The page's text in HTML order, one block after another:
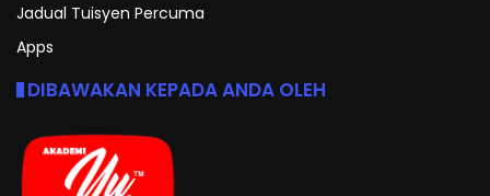
Jadual Tuisyen Percuma
Apps
DIBAWAKAN KEPADA ANDA OLEH